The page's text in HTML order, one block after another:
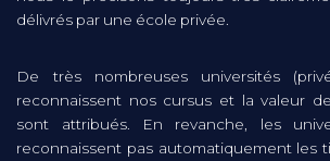
délivrés par une école privée.
De très nombreuses universités
reconnaissent nos cursus et la valeur
sont attribués. En revanche, les
reconnaissent pas automatiquement les